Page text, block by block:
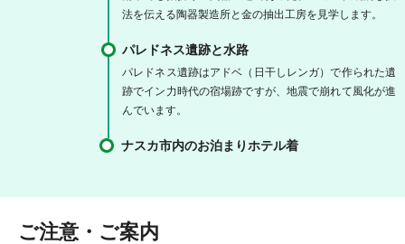
法を伝える陶器製造所と金の抽出工房を見学します。
パレドネス遺跡と水路
パレドネス遺跡はアドベ（日干しレンガ）で作られた遺
跡でイン力時代の宿場跡ですが、地震で崩れて風化が進
んでいます。
ナスカ市内のお泊まりホテル着
ご注意・ご案内